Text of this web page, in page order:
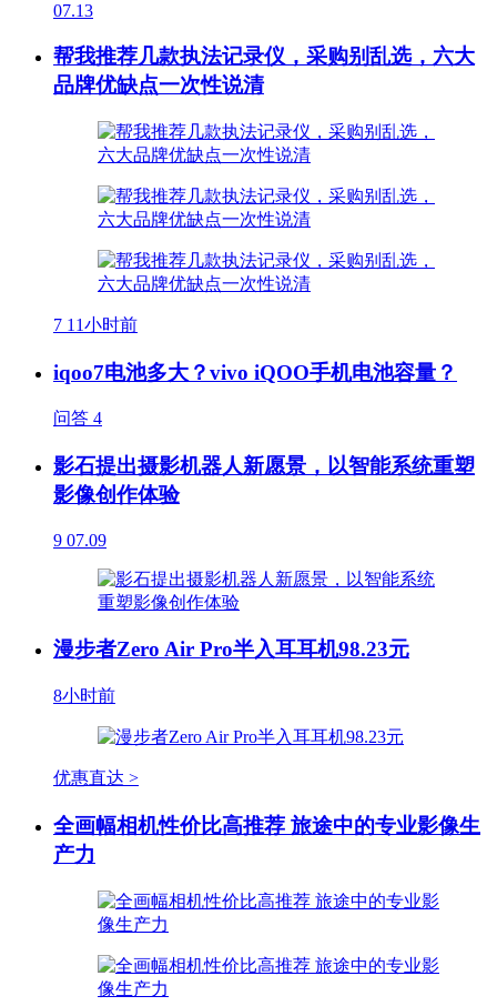
07.13
帮我推荐几款执法记录仪，采购别乱选，六大
品牌优缺点一次性说清
7 11小时前
iqoo7电池多大？vivo iQOO手机电池容量？
问答 4
影石提出摄影机器人新愿景，以智能系统重塑
影像创作体验
9 07.09
漫步者Zero Air Pro半入耳耳机98.23元
8小时前
优惠直达 >
全画幅相机性价比高推荐 旅途中的专业影像生
产力